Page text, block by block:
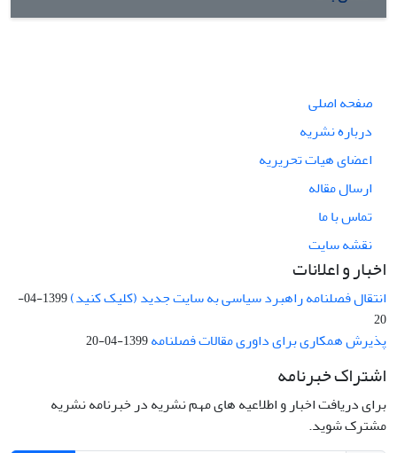
صفحه اصلی
درباره نشریه
اعضای هیات تحریریه
ارسال مقاله
تماس با ما
نقشه سایت
اخبار و اعلانات
انتقال فصلنامه راهبرد سیاسی به سایت جدید (کلیک کنید)
1399-04-
20
پذیرش همکاری برای داوری مقالات فصلنامه1399-04-20
اشتراک خبرنامه
برای دریافت اخبار و اطلاعیه های مهم نشریه در خبرنامه نشریه
مشترک شوید.